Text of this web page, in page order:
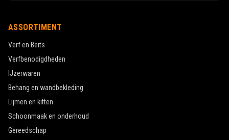
ASSORTIMENT
Verf en Beits
Verfbenodigdheden
IJzerwaren
Behang en wandbekleding
Lijmen en kitten
Schoonmaak en onderhoud
Gereedschap